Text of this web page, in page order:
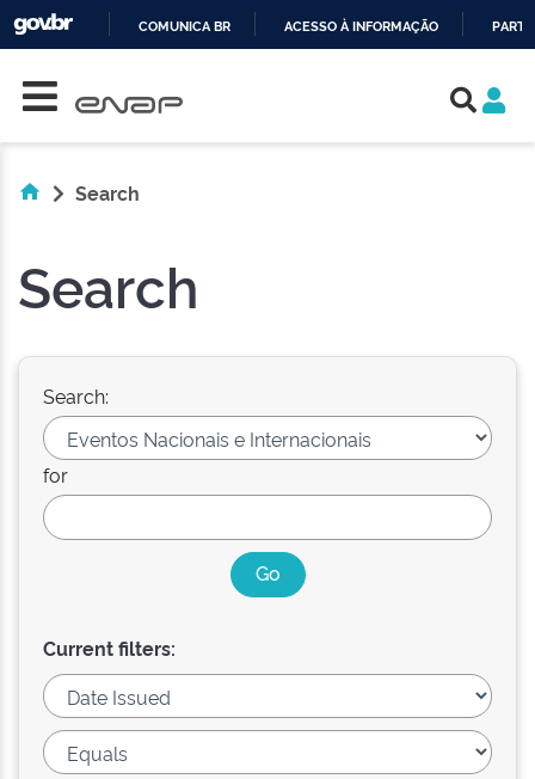
COMUNICA BR ACESSO À INFORMAÇÃO
Search
Search
Search:
for
Current filters: